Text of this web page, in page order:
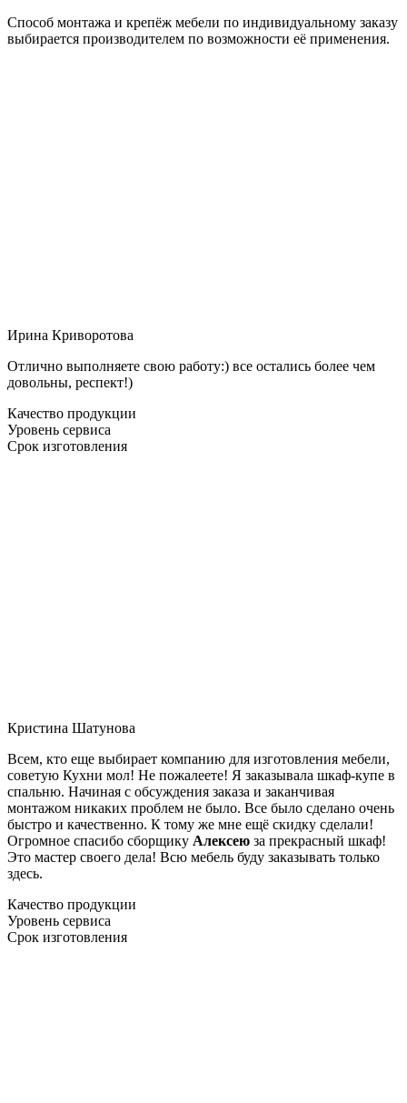
Способ монтажа и крепёж мебели по индивидуальному заказу
выбирается производителем по возможности её применения.
Ирина Криворотова
Отлично выполняете свою работу:) все остались более чем
довольны, респект!)
Качество продукции
Уровень сервиса
Срок изготовления
Кристина Шатунова
Всем, кто еще выбирает компанию для изготовления мебели,
советую Кухни мол! Не пожалеете! Я заказывала шкаф-купе в
спальню. Начиная с обсуждения заказа и заканчивая
монтажом никаких проблем не было. Все было сделано очень
быстро и качественно. К тому же мне ещё скидку сделали!
Огромное спасибо сборщику Алексею за прекрасный шкаф!
Это мастер своего дела! Всю мебель буду заказывать только
здесь.
Качество продукции
Уровень сервиса
Срок изготовления